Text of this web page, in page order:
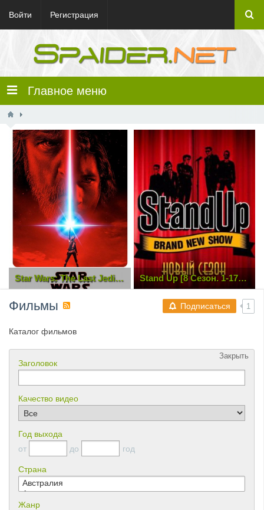
Войти Регистрация
Главное меню
Stand Up [8 Сезон. 1-17
выпуск] (2018) WEB-
Пилигрим (2019) TS
Подписаться 1
Фильмы
Каталог фильмов
Закрыть
Заголовок
Качество видео
Год выхода
от
до год
Страна
Жанр